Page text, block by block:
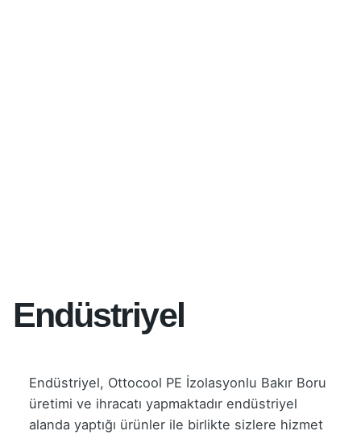
Endüstriyel
Endüstriyel, Ottocool PE İzolasyonlu Bakır Boru
üretimi ve ihracatı yapmaktadır endüstriyel
alanda yaptığı ürünler ile birlikte sizlere hizmet